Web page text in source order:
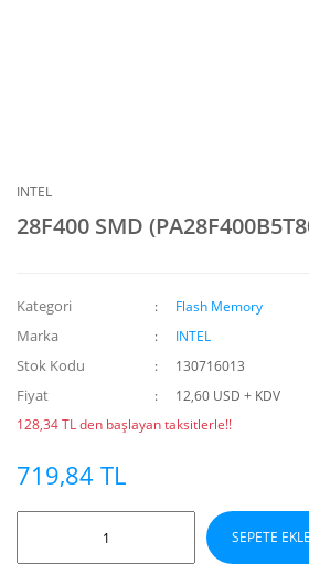
INTEL
28F400 SMD
Kategori Flash Memory
Marka INTEL
Stok Kodu 130716013
Fiyat
12,60 USD + KDV
128,34 TL den başlayan taksitlerle!!
719,84 TL
SEPETE EKLE